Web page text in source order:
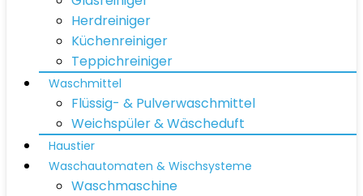
Herdreiniger
Küchenreiniger
Teppichreiniger
Waschmittel
Flüssig- & Pulverwaschmittel
Weichspüler & Wäscheduft
Haustier
Waschautomaten & Wischsysteme
Waschmaschine